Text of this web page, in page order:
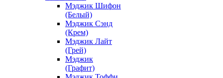
Мэджик Шифон
(Белый)
Мэджик Сэнд
(Крем)
Мэджик Лайт
(Грей)
Мэджик
(Графит)